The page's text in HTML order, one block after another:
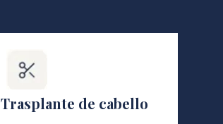
Trasplante de cabello